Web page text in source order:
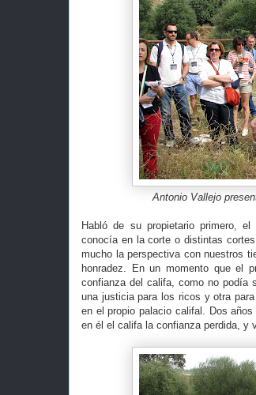
Antonio Vallejo
Habló de su propietario primero,
conocía en la corte o distintas
mucho la perspectiva con nuestros
honradez. En un momento que el
confianza del califa, como no podía
una justicia para los ricos y otra
en el propio palacio califal. Dos
en él el califa la confianza perdida, y